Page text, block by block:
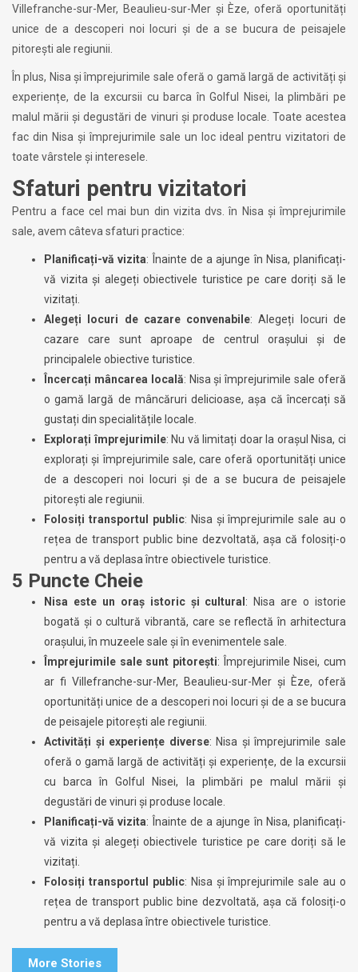
Villefranche-sur-Mer, Beaulieu-sur-Mer și Èze, oferă oportunități
unice de a descoperi noi locuri și de a se bucura de peisajele
pitorești ale regiunii.
În plus, Nisa și împrejurimile sale oferă o gamă largă de activități și
experiențe, de la excursii cu barca în Golful Nisei, la plimbări pe
malul mării și degustări de vinuri și produse locale. Toate acestea
fac din Nisa și împrejurimile sale un loc ideal pentru vizitatori de
toate vârstele și interesele.
Sfaturi pentru vizitatori
Pentru a face cel mai bun din vizita dvs. în Nisa și împrejurimile
sale, avem câteva sfaturi practice:
Planificați-vă vizita: Înainte de a ajunge în Nisa, planificați-
vă vizita și alegeți obiectivele turistice pe care doriți să le
vizitați.
Alegeți locuri de cazare convenabile: Alegeți locuri de
cazare care sunt aproape de centrul orașului și de
principalele obiective turistice.
Încercați mâncarea locală: Nisa și împrejurimile sale oferă
o gamă largă de mâncăruri delicioase, așa că încercați să
gustați din specialitățile locale.
Explorați împrejurimile: Nu vă limitați doar la orașul Nisa, ci
explorați și împrejurimile sale, care oferă oportunități unice
de a descoperi noi locuri și de a se bucura de peisajele
pitorești ale regiunii.
Folosiți transportul public: Nisa și împrejurimile sale au o
rețea de transport public bine dezvoltată, așa că folosiți-o
pentru a vă deplasa între obiectivele turistice.
5 Puncte Cheie
Nisa este un oraș istoric și cultural : Nisa are o istorie
bogată și o cultură vibrantă, care se reflectă în arhitectura
orașului, în muzeele sale și în evenimentele sale.
Împrejurimile sale sunt pitorești: Împrejurimile Nisei, cum
ar fi Villefranche-sur-Mer, Beaulieu-sur-Mer și Èze, oferă
oportunități unice de a descoperi noi locuri și de a se bucura
de peisajele pitorești ale regiunii.
Activități și experiențe diverse: Nisa și împrejurimile sale
oferă o gamă largă de activități și experiențe, de la excursii
cu barca în Golful Nisei, la plimbări pe malul mării și
degustări de vinuri și produse locale.
Planificați-vă vizita: Înainte de a ajunge în Nisa, planificați-
vă vizita și alegeți obiectivele turistice pe care doriți să le
vizitați.
Folosiți transportul public: Nisa și împrejurimile sale au o
rețea de transport public bine dezvoltată, așa că folosiți-o
pentru a vă deplasa între obiectivele turistice.
More Stories